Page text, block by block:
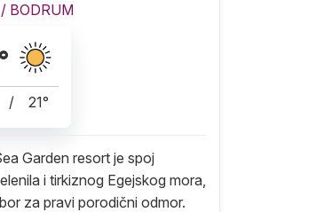
/ BODRUM
/ 21°
Garden resort je spoj
i tirkiznog Egejskog mora,
za pravi porodični odmor.